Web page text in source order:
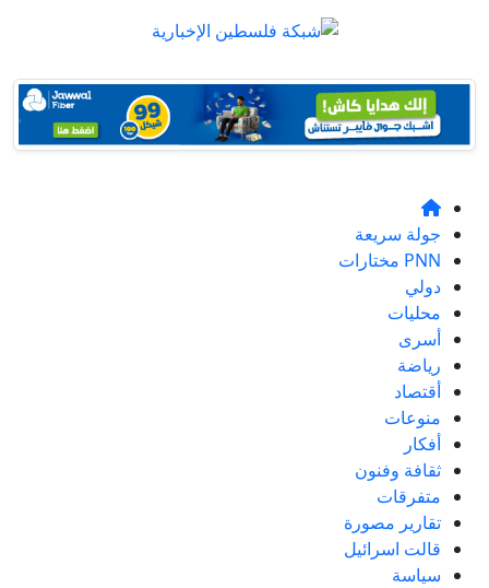
جولة سريعة
PNN مختارات
دولي
محليات
أسرى
رياضة
أقتصاد
منوعات
أفكار
ثقافة وفنون
متفرقات
تقارير مصورة
قالت اسرائيل
سياسة